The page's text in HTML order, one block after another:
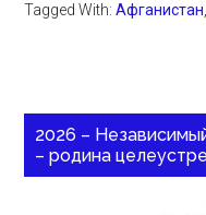
Tagged With:Афганистан
2026 –
– родина